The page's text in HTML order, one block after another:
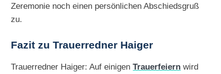
Zeremonie noch einen persönlichen Abschiedsgruß
zu.
Fazit zu Trauerredner Haiger
Trauerredner Haiger: Auf einigenTrauerfeiern wird